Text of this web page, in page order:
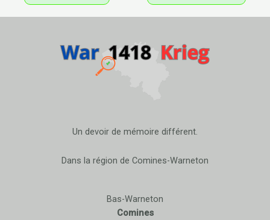
Un devoir de mémoire différent.
Dans la région de Comines-Warneton
Bas-Warneton
Comines